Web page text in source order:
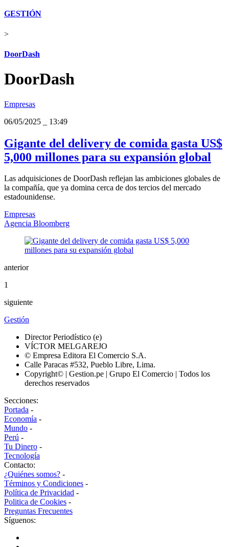
GESTIÓN
>
DoorDash
DoorDash
Empresas
06/05/2025
13:49
Gigante del delivery de comida gasta US$
5,000 millones para su expansión global
Las adquisiciones de DoorDash reflejan las ambiciones globales de
la compañía, que ya domina cerca de dos tercios del mercado
estadounidense.
Empresas
Agencia Bloomberg
anterior
1
siguiente
Gestión
Director Periodístico (e)
VÍCTOR MELGAREJO
© Empresa Editora El Comercio S.A.
Calle Paracas #532, Pueblo Libre, Lima.
Copyright© | Gestion.pe | Grupo El Comercio | Todos los
derechos reservados
Secciones:
Portada -
Economía -
Mundo -
Perú -
Tu Dinero -
Tecnología
Contacto:
¿Quiénes somos? -
Términos y Condiciones -
Política de Privacidad -
Politica de Cookies -
Preguntas Frecuentes
Síguenos: